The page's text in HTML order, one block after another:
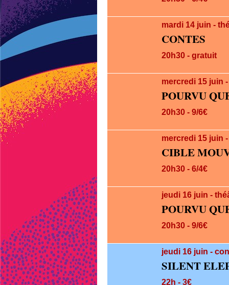
mardi 14 juin -
CONTES
20h30 - gratuit
mercredi 15 juin
POURVU
20h30 - 9/6€
mercredi 15 juin
CIBLE
20h30 - 6/4€
jeudi 16 juin -
POURVU
20h30 - 9/6€
jeudi 16 juin -
SILENT
22h - 3€